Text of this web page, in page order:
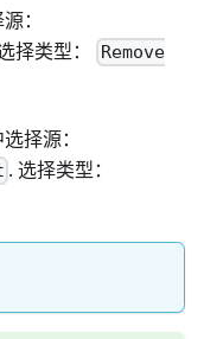
：
择类型： Remove
择源：
. 选择类型：